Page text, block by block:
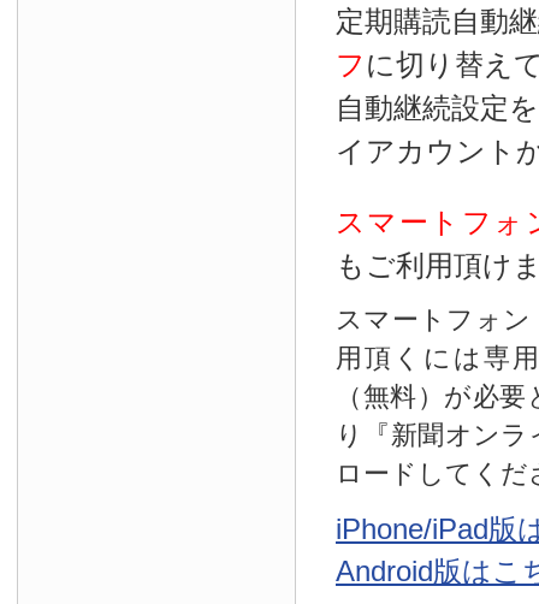
定期購読自動
フ に切り替え
自動継続設定
イアカウント
スマートフォ
もご利用頂け
スマートフォ
用頂くには専
（無料）が必
り『新聞オン
ロードしてくだ
iPhone/iPad版
Android版はこ